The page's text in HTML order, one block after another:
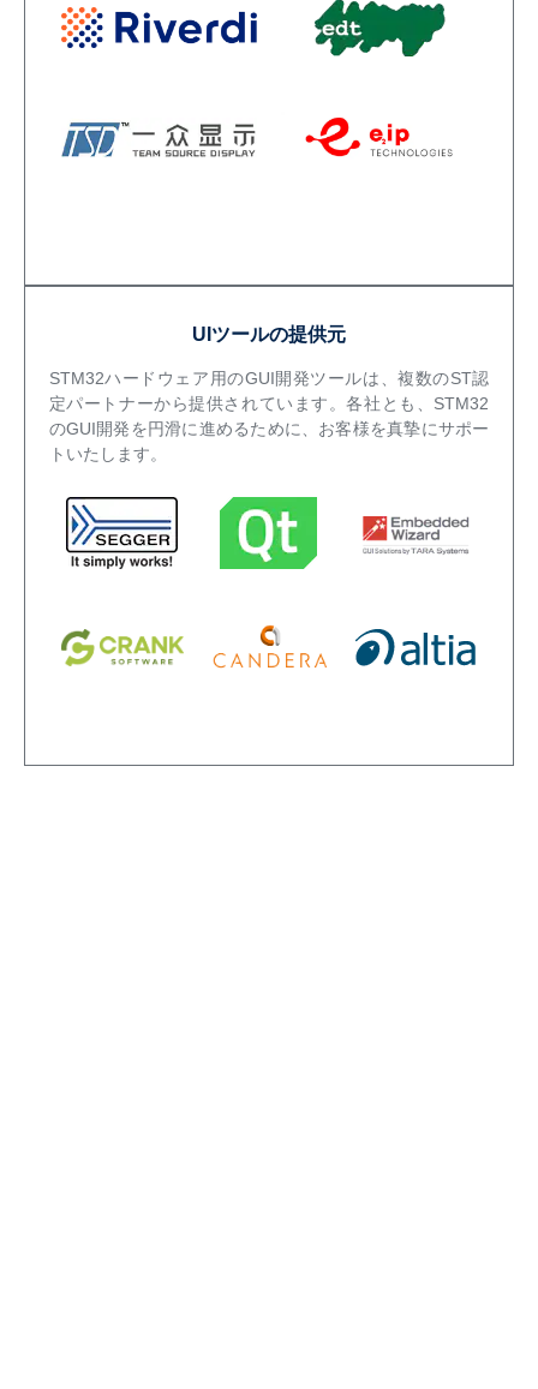
UIツールの提供元
STM32ハードウェア用のGUI開発ツールは、複数のST認
定パートナーから提供されています。各社とも、STM32
のGUI開発を円滑に進めるために、お客様を真摯にサポー
トいたします。